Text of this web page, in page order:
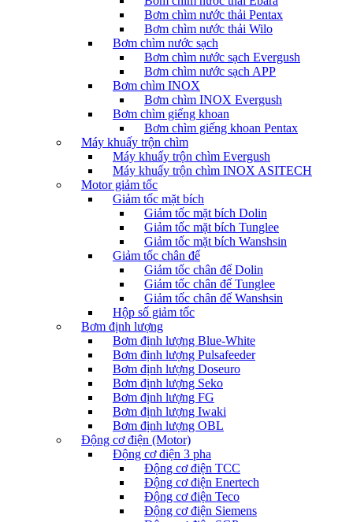
Bơm chìm nước thải Pentax
Bơm chìm nước thải Wilo
Bơm chìm nước sạch
Bơm chìm nước sạch Evergush
Bơm chìm nước sạch APP
Bơm chìm INOX
Bơm chìm INOX Evergush
Bơm chìm giếng khoan
Bơm chìm giếng khoan Pentax
Máy khuấy trộn chìm
Máy khuấy trộn chìm Evergush
Máy khuấy trộn chìm INOX ASITECH
Motor giảm tốc
Giảm tốc mặt bích
Giảm tốc mặt bích Dolin
Giảm tốc mặt bích Tunglee
Giảm tốc mặt bích Wanshsin
Giảm tốc chân đế
Giảm tốc chân đế Dolin
Giảm tốc chân đế Tunglee
Giảm tốc chân đế Wanshsin
Hộp số giảm tốc
Bơm định lượng
Bơm định lượng Blue-White
Bơm định lượng Pulsafeeder
Bơm định lượng Doseuro
Bơm định lượng Seko
Bơm định lượng FG
Bơm định lượng Iwaki
Bơm định lượng OBL
Động cơ điện (Motor)
Động cơ điện 3 pha
Động cơ điện TCC
Động cơ điện Enertech
Động cơ điện Teco
Động cơ điện Siemens